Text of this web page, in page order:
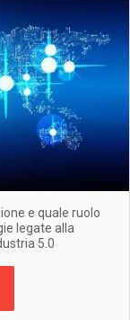
e quale ruolo
legate alla
5.0